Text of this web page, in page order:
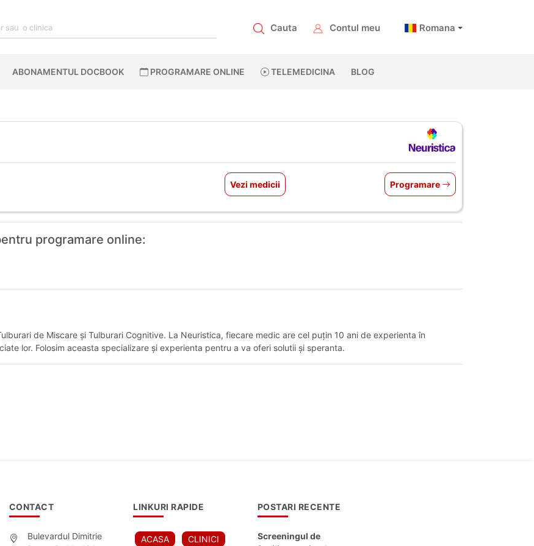
Cauta Contul meu Romana
ABONAMENTUL DOCBOOK PROGRAMARE ONLINE TELEMEDICINA BLOG
Vezi medicii Programare
programare online:
de Miscare și Tulburari Cognitive. La Neuristica, fiecare medic are cel puțin 10 ani de experienta în
lor. Folosim aceasta specializare și experienta pentru a va oferi solutii și speranta.
CONTACT
Bulevardul Dimitrie
LINKURI RAPIDE
ACASA CLINICI
POSTARI RECENTE
Screeningul de